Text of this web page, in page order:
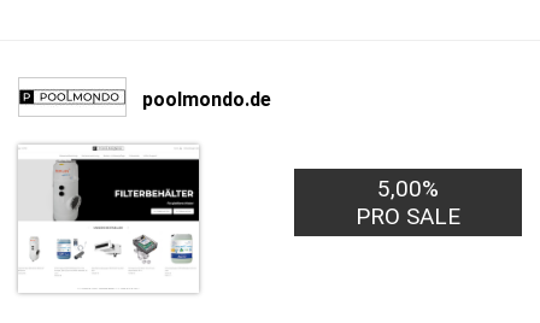
poolmondo.de
5,00%
PRO SALE